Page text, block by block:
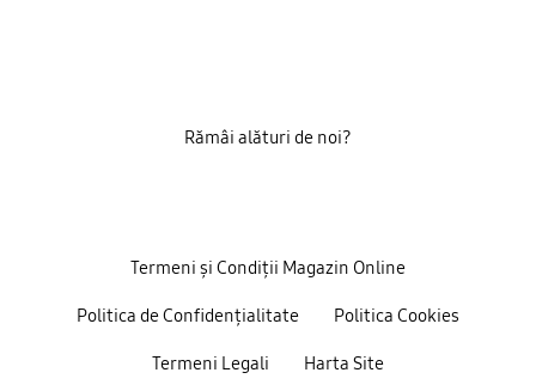
Termeni și Condiții Magazin Online
Politica de Confidențialitate Politica Cookies
Termeni Legali Harta Site
Rămâi alături de noi?